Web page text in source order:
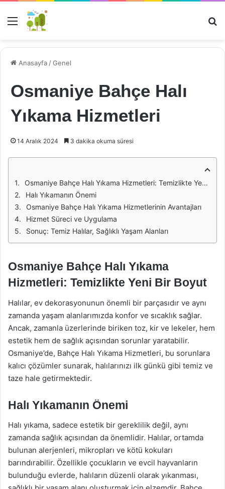
Menü
Anasayfa /Genel
Osmaniye Bahçe Halı
Yıkama Hizmetleri
14 Aralık 2024 3 dakika okuma süresi
Osmaniye Bahçe Halı Yıkama Hizmetleri: Temizlikte Yeni Bir Boyut
Halı Yıkamanın Önemi
Osmaniye Bahçe Halı Yıkama Hizmetlerinin Avantajları
Hizmet Süreci ve Uygulama
Sonuç: Temiz Halılar, Sağlıklı Yaşam Alanları
Osmaniye Bahçe Halı Yıkama
Hizmetleri: Temizlikte Yeni Bir Boyut
Halılar, ev dekorasyonunun önemli bir parçasıdır ve aynı
zamanda yaşam alanlarımızda konfor ve sıcaklık sağlar.
Ancak, zamanla üzerlerinde biriken toz, kir ve lekeler, hem
estetik hem de sağlık açısından sorunlar yaratabilir.
Osmaniye’de, Bahçe Halı Yıkama Hizmetleri, bu sorunlara
kalıcı çözümler sunarak, halılarınızı ilk günkü gibi temiz ve
taze hale getirmektedir.
Halı Yıkamanın Önemi
Halı yıkama, sadece estetik bir gereklilik değil, aynı
zamanda sağlık açısından da önemlidir. Halılar, ortamda
bulunan alerjenleri, mikropları ve kötü kokuları
barındırabilir. Özellikle çocukların ve evcil hayvanların
bulunduğu evlerde, halıların düzenli olarak yıkanması,